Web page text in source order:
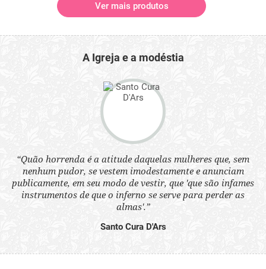
Ver mais produtos
A Igreja e a modéstia
“Quão horrenda é a atitude daquelas mulheres que, sem
nenhum pudor, se vestem imodestamente e anunciam
publicamente, em seu modo de vestir, que 'que são infames
instrumentos de que o inferno se serve para perder as
almas'.”
Santo Cura D'Ars